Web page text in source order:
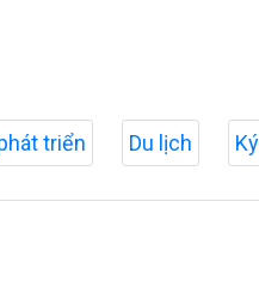
triển Du lịch